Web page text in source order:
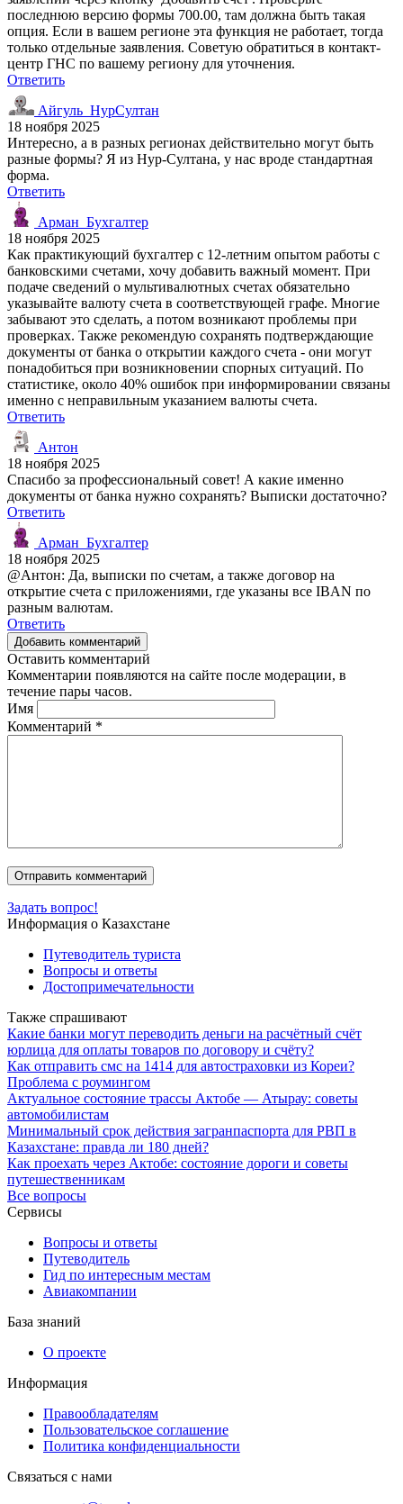
последнюю версию формы 700.00, там должна быть такая
опция. Если в вашем регионе эта функция не работает, тогда
только отдельные заявления. Советую обратиться в контакт-
центр ГНС по вашему региону для уточнения.
Ответить
Айгуль_НурСултан
18 ноября 2025
Интересно, а в разных регионах действительно могут быть
разные формы? Я из Нур-Султана, у нас вроде стандартная
форма.
Ответить
Арман_Бухгалтер
18 ноября 2025
Как практикующий бухгалтер с 12-летним опытом работы с
банковскими счетами, хочу добавить важный момент. При
подаче сведений о мультивалютных счетах обязательно
указывайте валюту счета в соответствующей графе. Многие
забывают это сделать, а потом возникают проблемы при
проверках. Также рекомендую сохранять подтверждающие
документы от банка о открытии каждого счета - они могут
понадобиться при возникновении спорных ситуаций. По
статистике, около 40% ошибок при информировании связаны
именно с неправильным указанием валюты счета.
Ответить
Антон
18 ноября 2025
Спасибо за профессиональный совет! А какие именно
документы от банка нужно сохранять? Выписки достаточно?
Ответить
Арман_Бухгалтер
18 ноября 2025
@Антон: Да, выписки по счетам, а также договор на
открытие счета с приложениями, где указаны все IBAN по
разным валютам.
Ответить
Добавить комментарий
Оставить комментарий
Комментарии появляются на сайте после модерации, в
течение пары часов.
Имя
Комментарий *
Задать вопрос!
Информация о Казахстане
Путеводитель туриста
Вопросы и ответы
Достопримечательности
Также спрашивают
Какие банки могут переводить деньги на расчётный счёт
юрлица для оплаты товаров по договору и счёту?
Как отправить смс на 1414 для автостраховки из Кореи?
Проблема с роумингом
Актуальное состояние трассы Актобе — Атырау: советы
автомобилистам
Минимальный срок действия загранпаспорта для РВП в
Казахстане: правда ли 180 дней?
Как проехать через Актобе: состояние дороги и советы
путешественникам
Все вопросы
Сервисы
Вопросы и ответы
Путеводитель
Гид по интересным местам
Авиакомпании
База знаний
О проекте
Информация
Правообладателям
Пользовательское соглашение
Политика конфиденциальности
Связаться с нами